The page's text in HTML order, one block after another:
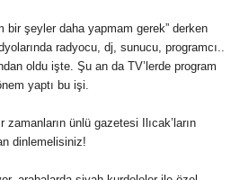
bir şeyler daha yapmam gerek” derken
radyocu, dj, sunucu, programcı..
oldu işte. Şu an da TV’lerde program
yaptı bu işi.
ünlü gazetesi Ilıcak’ların
dinlemelisiniz!